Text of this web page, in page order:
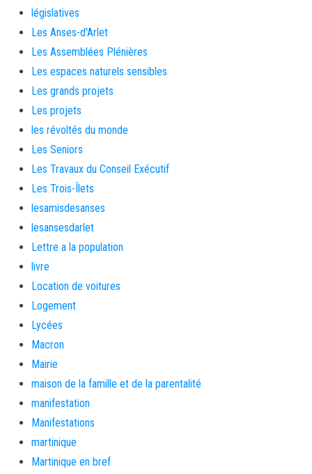
législatives
Les Anses-d'Arlet
Les Assemblées Plénières
Les espaces naturels sensibles
Les grands projets
Les projets
les révoltés du monde
Les Seniors
Les Travaux du Conseil Exécutif
Les Trois-Îlets
lesamisdesanses
lesansesdarlet
Lettre a la population
livre
Location de voitures
Logement
Lycées
Macron
Mairie
maison de la famille et de la parentalité
manifestation
Manifestations
martinique
Martinique en bref